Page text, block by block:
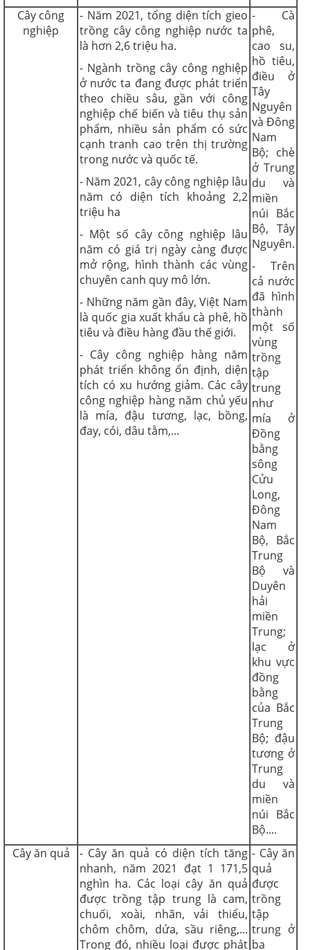
Cây công
nghiệp
- Năm 2021, tổng diện tích gieo
trồng cây công nghiệp nước ta
là hơn 2,6 triệu ha.
- Ngành trồng cây công nghiệp
ở nước ta đang được phát triển
theo chiều sâu, gần với công
nghiệp chế biến và tiêu thụ sản
phẩm, nhiều sản phẩm có sức
cạnh tranh cao trên thị trường
trong nước và quốc tế.
- Năm 2021, cây công nghiệp lâu
năm có diện tích khoảng 2,2
triệu ha
- Một số cây công nghiệp lâu
năm có giá trị ngày càng được
mở rộng, hình thành các vùng
chuyên canh quy mô lớn.
- Những năm gần đây, Việt Nam
là quốc gia xuất khẩu cà phê, hồ
tiêu và điều hàng đầu thế giới.
- Cây công nghiệp hàng năm
phát triển không ổn định, diện
tích có xu hướng giảm. Các cây
công nghiệp hàng năm chủ yếu
là mía, đậu tương, lạc, bồng,
đay, cói, dâu tằm,...
- Cà
phê,
cao su,
hồ tiêu,
điều ở
Tây
Nguyên
và Đông
Nam
Bộ; chè
ở Trung
du và
miền
núi Bắc
Bộ, Tây
Nguyên.
- Trên
cả nước
đã hình
thành
một số
vùng
trồng
tập
trung
như
mía ở
Đồng
bằng
sông
Cửu
Long,
Đông
Nam
Bộ, Bắc
Trung
Bộ và
Duyên
hải
miền
Trung;
lạc ở
khu vực
đồng
bằng
của Bắc
Trung
Bộ; đậu
tương ở
Trung
du và
miền
núi Bắc
Bộ....
Cây ăn quả
- Cây ăn quả có diện tích tăng
nhanh, năm 2021 đạt 1 171,5
nghìn ha. Các loại cây ăn quả
được trồng tập trung là cam,
chuối, xoài, nhãn, vải thiểu,
chôm chôm, dứa, sầu riêng,...
Trong đó, nhiều loại được phát
- Cây ăn
quả
được
trồng
tập
trung ở
ba